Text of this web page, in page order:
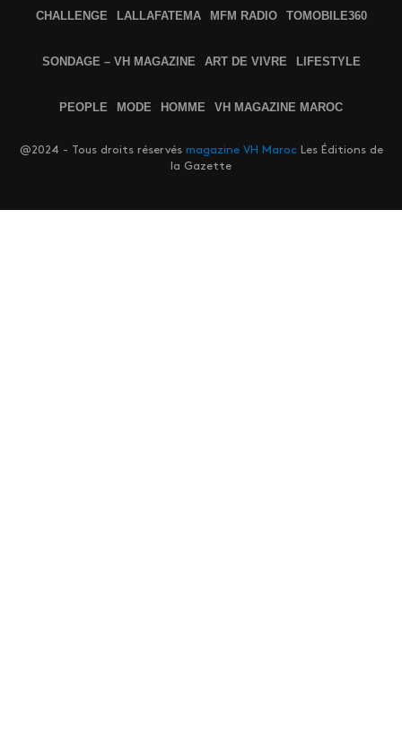
CHALLENGE LALLAFATEMA MFM RADIO TOMOBILE360
SONDAGE – VH MAGAZINE ART DE VIVRE LIFESTYLE
PEOPLE MODE HOMME VH MAGAZINE MAROC
@2024 - Tous droits réservés magazine VH MarocLes Éditions de
la Gazette